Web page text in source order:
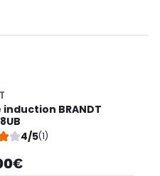
induction BRANDT
4/5(1)